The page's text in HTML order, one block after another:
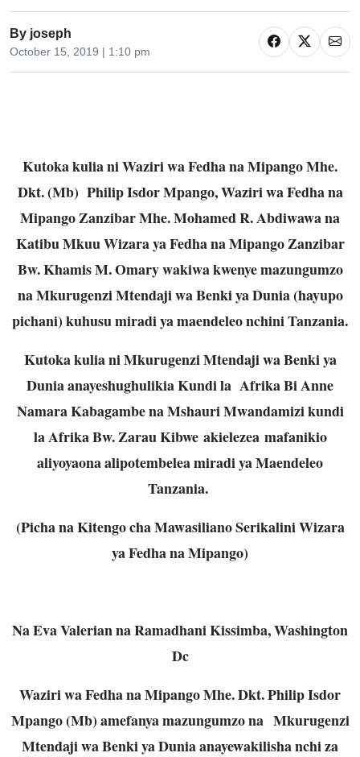
By joseph
October 15, 2019 | 1:10 pm
Kutoka kulia ni Waziri wa Fedha na Mipango Mhe.
Dkt. (Mb) Philip Isdor Mpango, Waziri wa Fedha na
Mipango Zanzibar Mhe. Mohamed R. Abdiwawa na
Katibu Mkuu Wizara ya Fedha na Mipango Zanzibar
Bw. Khamis M. Omary wakiwa kwenye mazungumzo
na Mkurugenzi Mtendaji wa Benki ya Dunia (hayupo
pichani) kuhusu miradi ya maendeleo nchini Tanzania.
Kutoka kulia ni Mkurugenzi Mtendaji wa Benki ya
Dunia anayeshughulikia Kundi la Afrika Bi Anne
Namara Kabagambe na Mshauri Mwandamizi kundi
la Afrika Bw. Zarau Kibwe akielezea mafanikio
aliyoyaona alipotembelea miradi ya Maendeleo
Tanzania.
(Picha na Kitengo cha Mawasiliano Serikalini Wizara
ya Fedha na Mipango)
Na Eva Valerian na Ramadhani Kissimba, Washington
Dc
Waziri wa Fedha na Mipango Mhe. Dkt. Philip Isdor
Mpango (Mb) amefanya mazungumzo na Mkurugenzi
Mtendaji wa Benki ya Dunia anayewakilisha nchi za